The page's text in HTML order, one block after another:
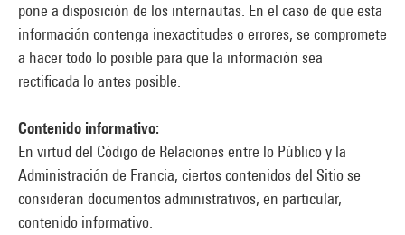
pone a disposición de los internautas. En el caso de que esta
información contenga inexactitudes o errores, se compromete
a hacer todo lo posible para que la información sea
rectificada lo antes posible.
Contenido informativo:
En virtud del Código de Relaciones entre lo Público y la
Administración de Francia, ciertos contenidos del Sitio se
consideran documentos administrativos, en particular,
contenido informativo.